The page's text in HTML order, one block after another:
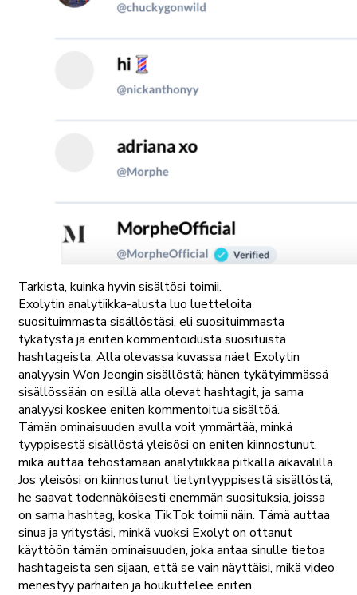
Tarkista, kuinka hyvin sisältösi toimii.
Exolytin analytiikka-alusta luo luetteloita
suosituimmasta sisällöstäsi, eli suosituimmasta
tykätystä ja eniten kommentoidusta suosituista
hashtageista. Alla olevassa kuvassa näet Exolytin
analyysin Won Jeongin sisällöstä; hänen tykätyimmässä
sisällössään on esillä alla olevat hashtagit, ja sama
analyysi koskee eniten kommentoitua sisältöä.
Tämän ominaisuuden avulla voit ymmärtää, minkä
tyyppisestä sisällöstä yleisösi on eniten kiinnostunut,
mikä auttaa tehostamaan analytiikkaa pitkällä aikavälillä.
Jos yleisösi on kiinnostunut tietyntyyppisestä sisällöstä,
he saavat todennäköisesti enemmän suosituksia, joissa
on sama hashtag, koska TikTok toimii näin. Tämä auttaa
sinua ja yritystäsi, minkä vuoksi Exolyt on ottanut
käyttöön tämän ominaisuuden, joka antaa sinulle tietoa
hashtageista sen sijaan, että se vain näyttäisi, mikä video
menestyy parhaiten ja houkuttelee eniten.